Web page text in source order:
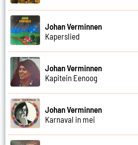
Johan Verminnen
Kaperslied
Johan Verminnen
Kapitein Eenoog
Johan Verminnen
Karnaval in mei